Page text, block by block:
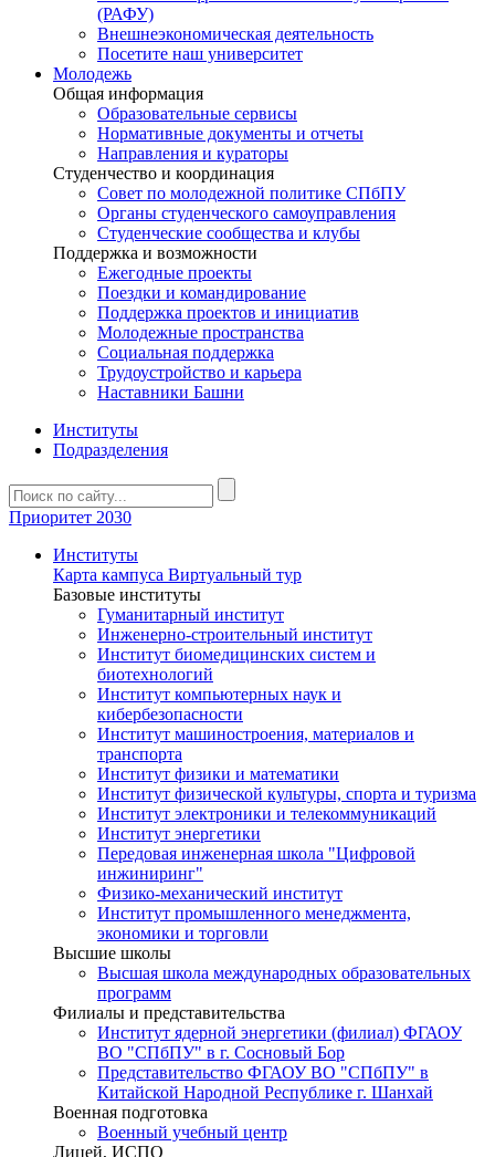
(РАФУ)
Внешнеэкономическая деятельность
Посетите наш университет
Молодежь
Общая информация
Образовательные сервисы
Нормативные документы и отчеты
Направления и кураторы
Студенчество и координация
Совет по молодежной политике СПбПУ
Органы студенческого самоуправления
Студенческие сообщества и клубы
Поддержка и возможности
Ежегодные проекты
Поездки и командирование
Поддержка проектов и инициатив
Молодежные пространства
Социальная поддержка
Трудоустройство и карьера
Наставники Башни
Институты
Подразделения
Приоритет 2030
Институты
Карта кампуса Виртуальный тур
Базовые институты
Гуманитарный институт
Инженерно-строительный институт
Институт биомедицинских систем и
биотехнологий
Институт компьютерных наук и
кибербезопасности
Институт машиностроения, материалов и
транспорта
Институт физики и математики
Институт физической культуры, спорта и туризма
Институт электроники и телекоммуникаций
Институт энергетики
Передовая инженерная школа "Цифровой
инжиниринг"
Физико-механический институт
Институт промышленного менеджмента,
экономики и торговли
Высшие школы
Высшая школа международных образовательных
программ
Филиалы и представительства
Институт ядерной энергетики (филиал) ФГАОУ
ВО "СПбПУ" в г. Сосновый Бор
Представительство ФГАОУ ВО "СПбПУ" в
Китайской Народной Республике г. Шанхай
Военная подготовка
Военный учебный центр
Лицей, ИСПО